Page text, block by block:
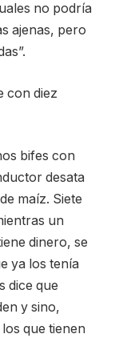
no podría
ajenas, pero
con diez
bifes con
desata
maíz. Siete
un
dinero, se
ya los tenía
dice que
y sino,
que tienen